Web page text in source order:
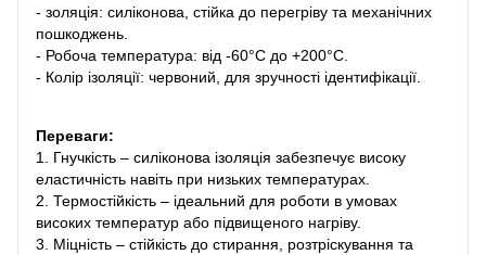
- золяція: силіконова, стійка до перегріву та механічних
пошкоджень.
- Робоча температура: від -60°C до +200°C.
- Колір ізоляції: червоний, для зручності ідентифікації.
Переваги:
1. Гнучкість – силіконова ізоляція забезпечує високу
еластичність навіть при низьких температурах.
2. Термостійкість – ідеальний для роботи в умовах
високих температур або підвищеного нагріву.
3. Міцність – стійкість до стирання, розтріскування та